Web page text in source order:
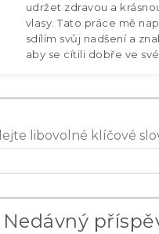
udržet zdravou a
vlasy. Tato práce mě
sdílím svůj nadšení a
aby se cítili dobře ve
libovolné klíčové
Nedávný